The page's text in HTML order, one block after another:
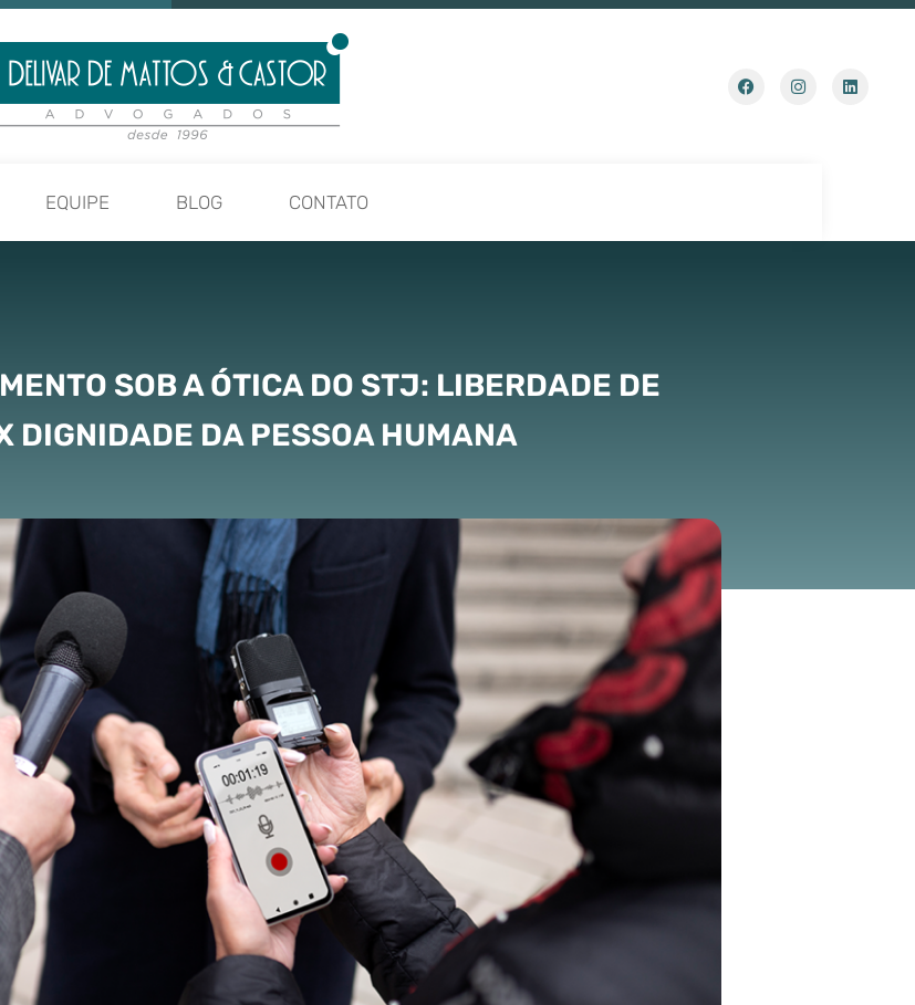
EQUIPE BLOG CONTATO
SOB A ÓTICA DO STJ: LIBERDADE DE
DIGNIDADE DA PESSOA HUMANA